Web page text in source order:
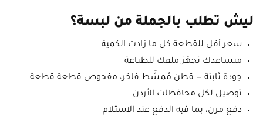
ليش تطلب بالجملة من لبسة؟
سعر أقل للقطعة كل ما زادت الكمية
منساعدك نجهّز ملفك للطباعة
جودة ثابتة — قطن مُمشّط فاخر، مفحوص قطعة قطعة
توصيل لكل محافظات الأردن
دفع مرن، بما فيه الدفع عند الاستلام